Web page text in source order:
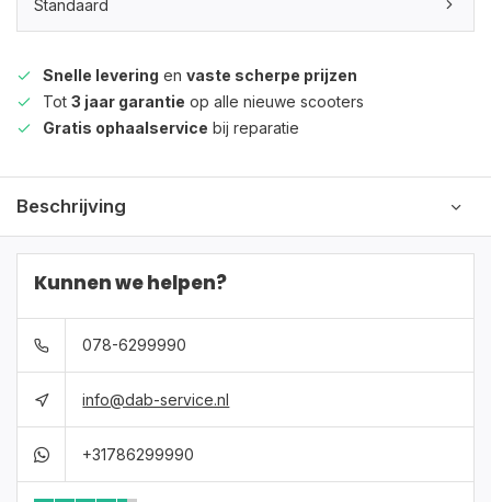
Standaard
Snelle levering en vaste scherpe prijzen
Tot 3 jaar garantie op alle nieuwe scooters
Gratis ophaalservice bij reparatie
Beschrijving
Kunnen we helpen?
078-6299990
info@dab-service.nl
+31786299990